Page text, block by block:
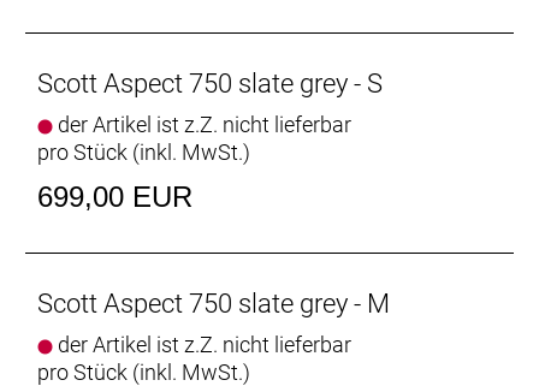
Scott Aspect 750 slate grey - S
der Artikel ist z.Z. nicht lieferbar
pro Stück (inkl. MwSt.)
699,00 EUR
Scott Aspect 750 slate grey - M
der Artikel ist z.Z. nicht lieferbar
pro Stück (inkl. MwSt.)